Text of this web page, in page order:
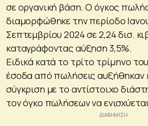
σε οργανική βάση. Ο όγκος
διαμορφώθηκε την περίοδο
Σεπτεμβρίου 2024 σε 2,24 δισ.
καταγράφοντας αύξηση 3,5%.
Ειδικά κατά το τρίτο τρίμηνο
έσοδα από πωλήσεις αυξήθηκαν
σύγκριση με το αντίστοιχο
τον όγκο πωλήσεων να